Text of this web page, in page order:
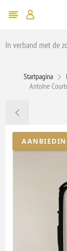
In verband met de
Startpagina
Antoine